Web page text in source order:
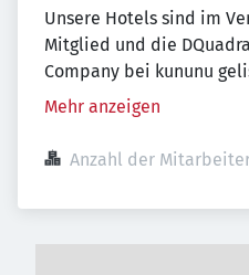
Unsere Hotels sind im
Mitglied und die
Company bei kununu
Mehr anzeigen
Anzahl der